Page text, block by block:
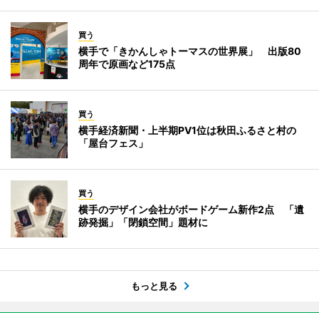
買う
横手で「きかんしゃトーマスの世界展」 出版80
周年で原画など175点
買う
横手経済新聞・上半期PV1位は秋田ふるさと村の
「屋台フェス」
買う
横手のデザイン会社がボードゲーム新作2点 「遺
跡発掘」「閉鎖空間」題材に
もっと見る